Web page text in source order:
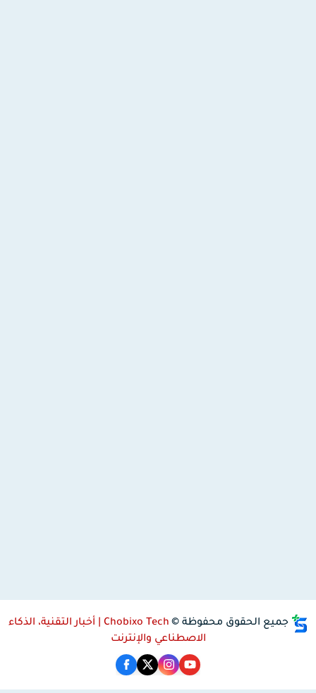
جميع الحقوق محفوظة ©
Chobixo Tech | أخبار التقنية، الذكاء
الاصطناعي والإنترنت